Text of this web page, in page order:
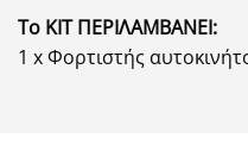
Το ΚΙΤ ΠΕΡΙΛΑΜΒΑΝΕΙ:
1 x Φορτιστής